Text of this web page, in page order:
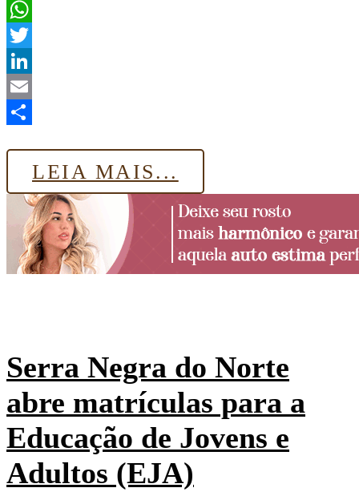
Facebook
WhatsApp
Twitter
LinkedIn
Email
LEIA MAIS...
Serra Negra do Norte
abre matrículas para a
Educação de Jovens e
Adultos (EJA)